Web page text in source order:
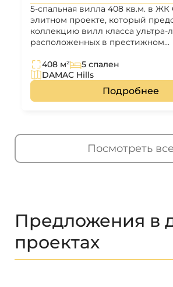
5-спальная вилла 408 кв.м. в ЖК
элитном проекте, который
коллекцию вилл класса ультра-
расположенных в престижном...
408 м²
5 спален
DAMAC Hills
Подробнее
Посмотреть все
Предложения в
проектах